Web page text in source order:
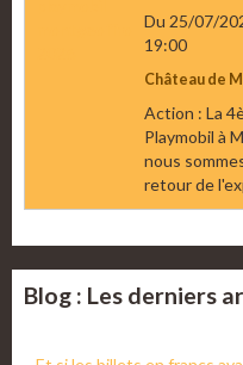
Du 25/07/
19:00
Château de
Action : La
Playmobil à
nous
retour de
Blog : Les derniers